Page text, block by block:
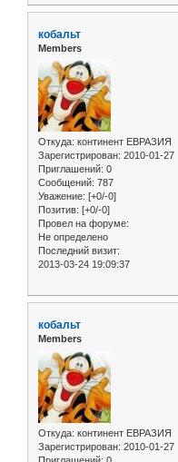
кобальт
Members
Откуда: континент ЕВРАЗИЯ
Зарегистрирован: 2010-01-27
Приглашений: 0
Сообщений: 787
Уважение: [+0/-0]
Позитив: [+0/-0]
Провел на форуме:
Не определено
Последний визит:
2013-03-24 19:09:37
кобальт
Members
Откуда: континент ЕВРАЗИЯ
Зарегистрирован: 2010-01-27